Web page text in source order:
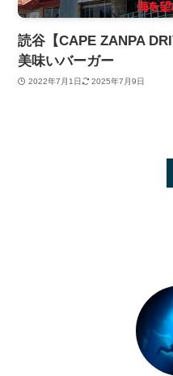
読谷【CAPE ZANPA
美味いバーガー
2022年7月1日 2025年7月9日